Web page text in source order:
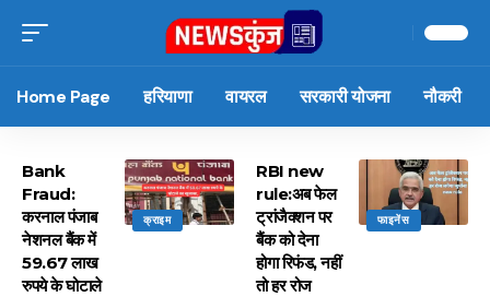
Home Page हरियाणा वायरल सरकारी योजना नौकरी
क्राइम
Bank
Fraud:
करनाल पंजाब
नेशनल बैंक में
59.67 लाख
रुपये के घोटाले
फाइनेंस
RBI new
rule:अब फेल
ट्रांजैक्शन पर
बैंक को देना
होगा रिफंड, नहीं
तो हर रोज